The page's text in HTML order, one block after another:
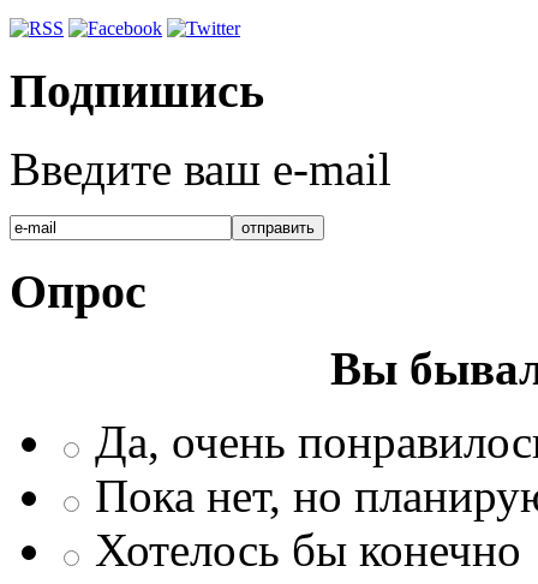
Подпишись
Введите ваш e-mail
Опрос
Вы
Да, очень
Пока нет, но
Хотелось бы конечно